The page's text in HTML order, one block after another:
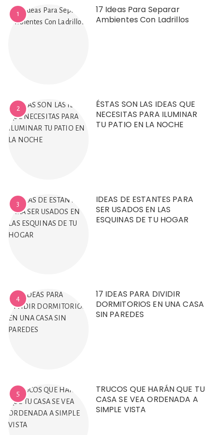
1
17 Ideas Para Separar
Ambientes Con Ladrillos
2
ÉSTAS SON LAS IDEAS QUE
NECESITAS PARA ILUMINAR
TU PATIO EN LA NOCHE
3
IDEAS DE ESTANTES PARA
SER USADOS EN LAS
ESQUINAS DE TU HOGAR
4
17 IDEAS PARA DIVIDIR
DORMITORIOS EN UNA CASA
SIN PAREDES
5
TRUCOS QUE HARÁN QUE TU
CASA SE VEA ORDENADA A
SIMPLE VISTA